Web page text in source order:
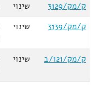
ק/מק/3129
שינוי
ק/מק/3139
שינוי
ק/מק/121/ב
שינוי